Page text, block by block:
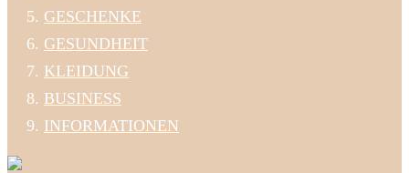
GESCHENKE
GESUNDHEIT
KLEIDUNG
BUSINESS
INFORMATIONEN